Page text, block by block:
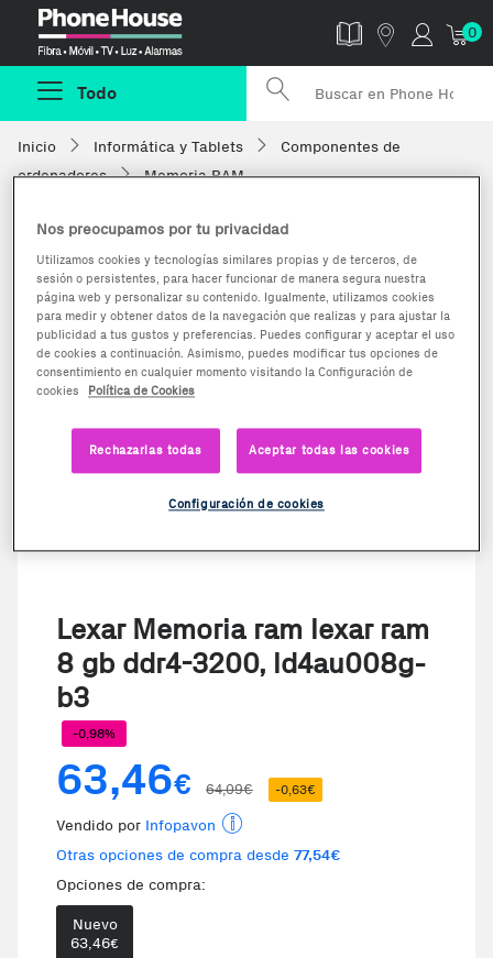
0
Todo
Inicio Informática y Tablets
Componentes de
ordenadores
Memoria RAM
Lexar Memoria ram lexar ram
8 gb ddr4-3200, ld4au008g-
b3
-0,98%
63,46€ 64,09€ -0,63€
Vendido por Infopavon
Otras opciones de compra desde 77,54€
Opciones de compra:
Nuevo
63,46€
Nos preocupamos por tu privacidad
Utilizamos cookies y tecnologías similares propias y de terceros, de
sesión o persistentes, para hacer funcionar de manera segura nuestra
página web y personalizar su contenido. Igualmente, utilizamos cookies
para medir y obtener datos de la navegación que realizas y para ajustar la
publicidad a tus gustos y preferencias. Puedes configurar y aceptar el uso
de cookies a continuación. Asimismo, puedes modificar tus opciones de
consentimiento en cualquier momento visitando la Configuración de
cookies
Política de Cookies
Rechazarlas todas Aceptar todas las cookies
Configuración de cookies